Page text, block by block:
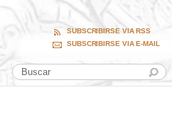
SUBSCRIBIRSE VIA RSS
SUBSCRIBIRSE VIA E-MAIL